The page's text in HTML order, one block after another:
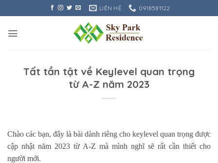
qua
dung
LIÊN HỆ 0918581122
Tất tần tật về Keylevel quan trọng
từ A-Z năm 2023
Chào các bạn, đây là bài dành riêng cho keylevel quan trọng được
cập nhật năm 2023 từ A-Z mà mình nghĩ sẽ rất cần thiết cho
người mới.